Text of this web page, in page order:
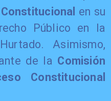
en su
Público en la
Asimismo,
de la Comisión
Constitucional